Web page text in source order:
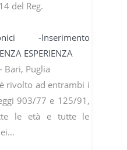
del Reg.
-Inserimento
ESPERIENZA
Bari, Puglia
rivolto ad entrambi i
903/77 e 125/91,
le età e tutte le